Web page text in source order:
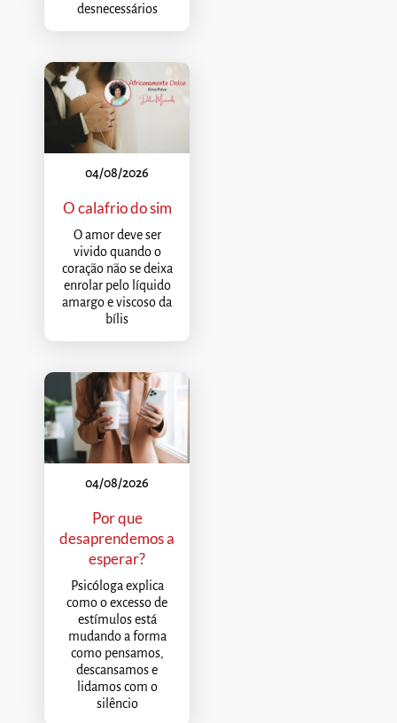
desnecessários
04/08/2026
O calafrio do sim
O amor deve ser
vivido quando o
coração não se deixa
enrolar pelo líquido
amargo e viscoso da
bílis
04/08/2026
Por que
desaprendemos a
esperar?
Psicóloga explica
como o excesso de
estímulos está
mudando a forma
como pensamos,
descansamos e
lidamos com o
silêncio